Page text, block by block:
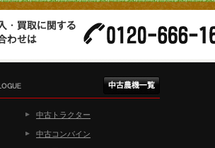
中古トラクター
中古コンバイン